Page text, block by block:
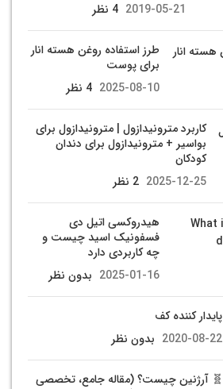
2019-05-21 4 نظر
طرز استفاده روغن هسته انار
برای پوست
2025-08-10 4 نظر
کاربرد مترونیدازول | مترونیدازول برای
بواسیر + مترونیدازول برای دندان
کودکان
2025-12-25 2 نظر
هیدروکسی اتیل دی
فسفونیک اسید چیست و
چه کاربردی دارد
2025-01-16 بدون نظر
پایدار کننده کف
2020-08-22 بدون نظر
🧬 آرژنین چیست؟ (مقاله جامع، تخصصی